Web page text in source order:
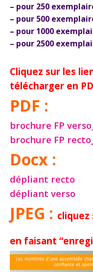
– pour 250
– pour 500
– pour 1000
– pour 2500
Cliquez sur les
télécharger en
PDF :
brochure FP
brochure FP
Docx :
dépliant recto
dépliant verso
JPEG : cliquez
en faisant